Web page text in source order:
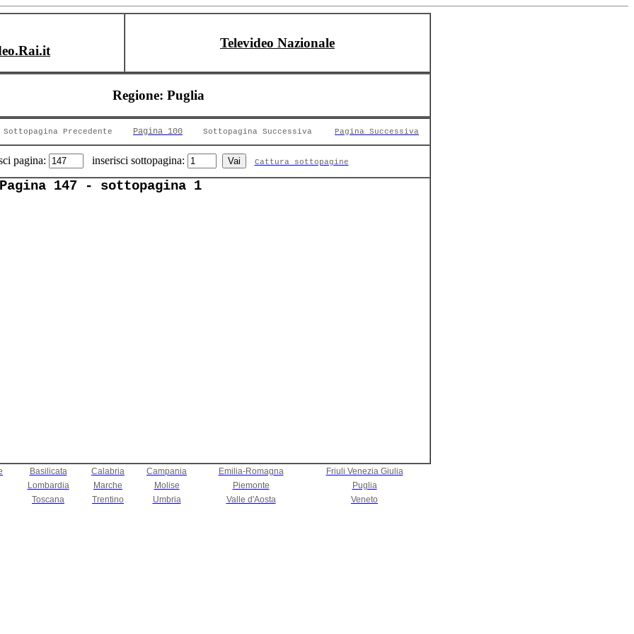
Televideo Nazionale
Regione: Puglia
Sottopagina Precedente Pagina 100 Sottopagina Successiva Pagina Successiva
pagina: inserisci sottopagina: Cattura sottopagine
Pagina 147 - sottopagina 1
Basilicata Calabria Campania Emilia-Romagna
Friuli Venezia Giulia
Lombardia
Marche Molise Piemonte
Puglia
Toscana
Trentino Umbria Valle d'Aosta Veneto